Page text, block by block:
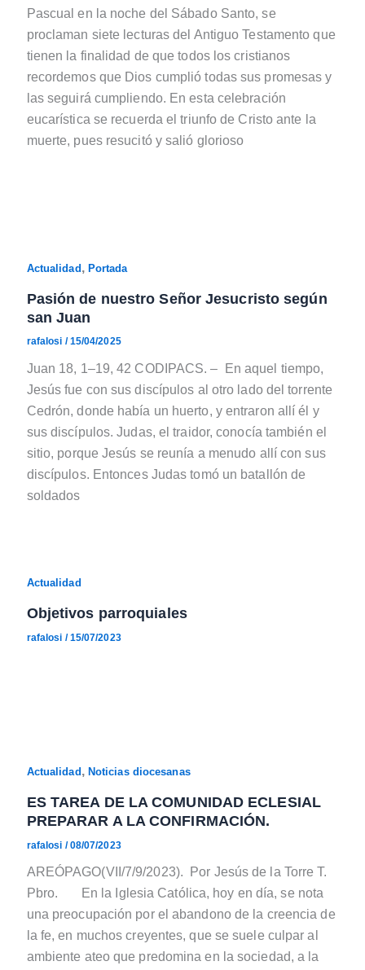
Pascual en la noche del Sábado Santo, se
proclaman siete lecturas del Antiguo Testamento que
tienen la finalidad de que todos los cristianos
recordemos que Dios cumplió todas sus promesas y
las seguirá cumpliendo. En esta celebración
eucarística se recuerda el triunfo de Cristo ante la
muerte, pues resucitó y salió glorioso
Actualidad, Portada
Pasión de nuestro Señor Jesucristo según
san Juan
rafalosi /15/04/2025
Juan 18, 1–19, 42 CODIPACS. – En aquel tiempo,
Jesús fue con sus discípulos al otro lado del torrente
Cedrón, donde había un huerto, y entraron allí él y
sus discípulos. Judas, el traidor, conocía también el
sitio, porque Jesús se reunía a menudo allí con sus
discípulos. Entonces Judas tomó un batallón de
soldados
Actualidad
Objetivos parroquiales
rafalosi /15/07/2023
Actualidad , Noticias diocesanas
ES TAREA DE LA COMUNIDAD ECLESIAL
PREPARAR A LA CONFIRMACIÓN.
rafalosi /08/07/2023
AREÓPAGO(VII/7/9/2023). Por Jesús de la Torre T.
Pbro. En la Iglesia Católica, hoy en día, se nota
una preocupación por el abandono de la creencia de
la fe, en muchos creyentes, que se suele culpar al
ambiente ateo que predomina en la sociedad, a la